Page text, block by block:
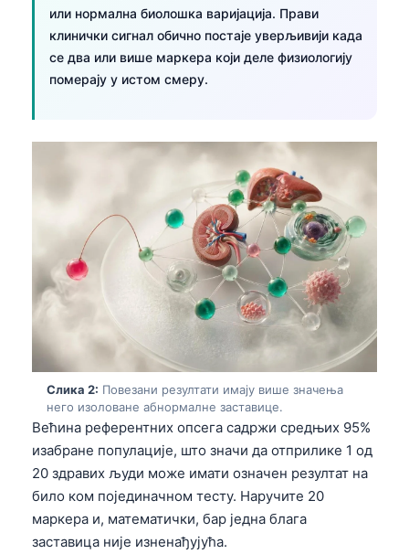
или нормална биолошка варијација. Прави
клинички сигнал обично постаје уверљивији када
се два или више маркера који деле физиологију
померају у истом смеру.
Слика 2: Повезани резултати имају више значења
него изоловане абнормалне заставице.
Већина референтних опсега садржи средњих 95%
изабране популације, што значи да отприлике 1 од
20 здравих људи може имати означен резултат на
било ком појединачном тесту. Наручите 20
маркера и, математички, бар једна блага
заставица није изненађујућа.